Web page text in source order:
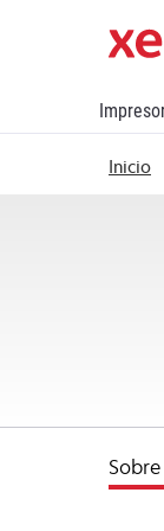
Inicio